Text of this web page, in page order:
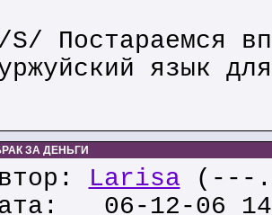
S/ Постараемся
язык
ЗА ДЕНЬГИ
Larisa (---
06-12-06